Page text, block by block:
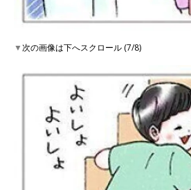
▼次の画像は下へスクロール (7/8)